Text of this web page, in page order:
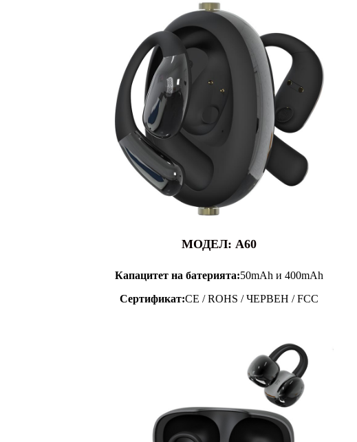
МОДЕЛ: A60
Капацитет на батерията:50mAh и 400mAh
Сертификат:CE / ROHS / ЧЕРВЕН / FCC